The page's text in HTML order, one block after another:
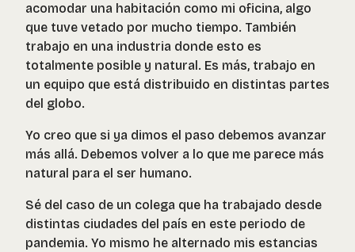
acomodar una habitación como mi oficina, algo
que tuve vetado por mucho tiempo. También
trabajo en una industria donde esto es
totalmente posible y natural. Es más, trabajo en
un equipo que está distribuido en distintas partes
del globo.
Yo creo que si ya dimos el paso debemos avanzar
más allá. Debemos volver a lo que me parece más
natural para el ser humano.
Sé del caso de un colega que ha trabajado desde
distintas ciudades del país en este periodo de
pandemia. Yo mismo he alternado mis estancias